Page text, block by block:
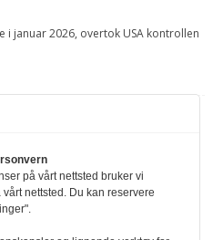
i januar 2026, overtok USA kontrollen
en nedgang fra forrige
land i folketall. For å lese
inn her Ny abonnent? Velg
på vårt nettsted bruker vi
nettsted. Du kan reservere